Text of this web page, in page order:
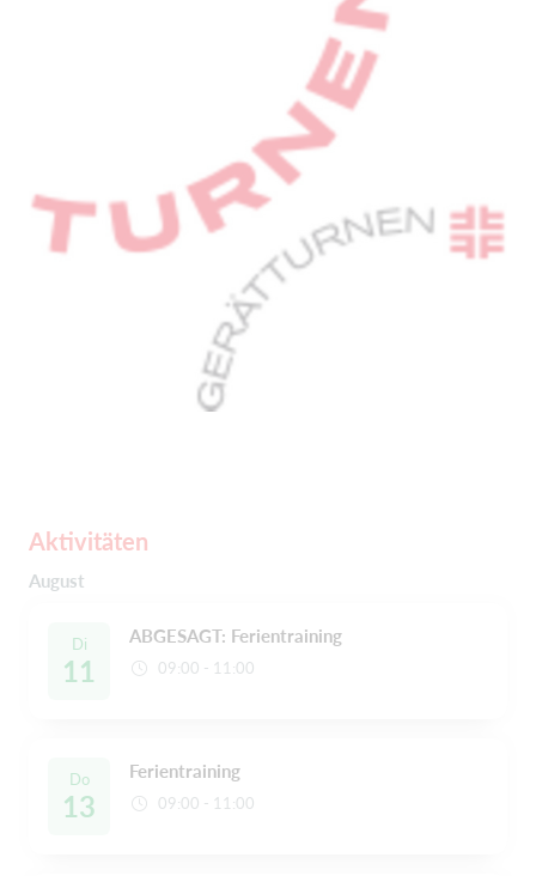
Aktivitäten
August
Di
11
ABGESAGT: Ferientraining
09:00 - 11:00
Do
13
Ferientraining
09:00 - 11:00